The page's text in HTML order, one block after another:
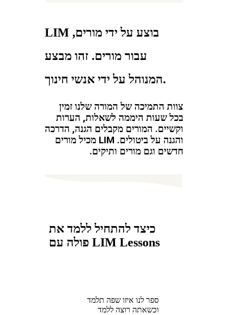
LIM בוצע על ידי מורים,
עבור מורים. זהו מבצע
המנוהל על ידי אנשי חינוך.
צוות התמיכה של המורה שלנו זמין
בכל שעות היממה לשאלות, הערות
וקשיים. המורים מקבלים הגנה, הדרכה
והגנה על ביטולים. LIM מכיל מורים
חדשים וגם מורים ותיקים.
כיצד להתחיל ללמד את
פולה עם LIM Lessons
ספר לנו איזו שפה תלמד
וכשאתה רוצה ללמד